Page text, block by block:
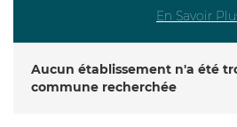
En Savoir
Aucun établissement n'a été
commune recherchée